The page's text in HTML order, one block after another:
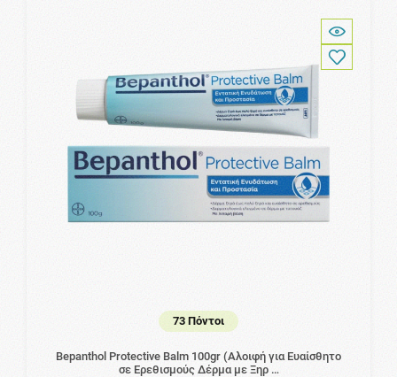
73 Πόντοι
Bepanthol Protective Balm 100gr (Αλοιφή για Ευαίσθητο
σε Ερεθισμούς Δέρμα με Ξηρ …